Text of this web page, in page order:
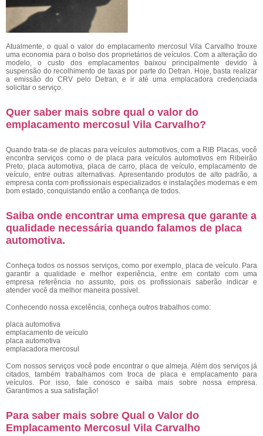
Atualmente, o qual o valor do emplacamento mercosul Vila Carvalho trouxe
uma economia para o bolso dos proprietários de veículos. Com a alteração do
modelo, o custo dos emplacamentos baixou principalmente devido à
suspensão do recolhimento de taxas por parte do Detran. Hoje, basta realizar
a emissão do CRV pelo Detran, e ir até uma emplacadora credenciada
solicitar o serviço.
Quer saber mais sobre qual o valor do
emplacamento mercosul Vila Carvalho?
Quando trata-se de placas para veículos automotivos, com a RIB Placas, você
encontra serviços como o de placa para veículos automotivos em Ribeirão
Preto, placa automotiva, placa de carro, placa de veículo, emplacamento de
veículo, entre outras alternativas. Apresentando produtos de alto padrão, a
empresa conta com profissionais especializados e instalações modernas e em
bom estado, conquistando então a confiança de todos.
Saiba onde encontrar uma empresa que garante a
qualidade necessária quando falamos de placa
automotiva.
Conheça todos os nossos serviços, como por exemplo, placa de veículo. Para
garantir a qualidade e melhor experiência, entre em contato com uma
empresa referência no assunto, pois os profissionais saberão indicar e
atender você da melhor maneira possível.
Conhecendo nossa excelência, conheça outros trabalhos como:
placa automotiva
emplacamento de veículo
placa automotiva
emplacadora mercosul
Com nossos serviços você pode encontrar o que almeja. Além dos serviços já
citados, também trabalhamos com troca de placa e emplacamento para
veículos. Por isso, fale conosco e saiba mais sobre nossa empresa.
Garantimos a sua satisfação!
Para saber mais sobre Qual o Valor do
Emplacamento Mercosul Vila Carvalho